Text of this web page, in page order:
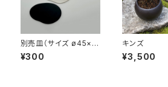
別売皿（サイズ ø45×H
30の器用）
¥300
キンズ
¥3,500